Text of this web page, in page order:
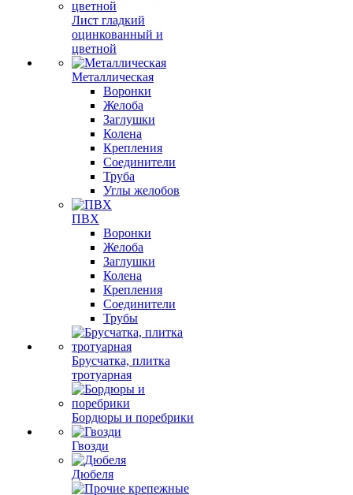
Лист гладкий
оцинкованный и
цветной
Металлическая
Воронки
Желоба
Заглушки
Колена
Крепления
Соединители
Труба
Углы желобов
ПВХ
Воронки
Желоба
Заглушки
Колена
Крепления
Соединители
Трубы
Брусчатка, плитка
тротуарная
Бордюры и поребрики
Гвозди
Дюбеля